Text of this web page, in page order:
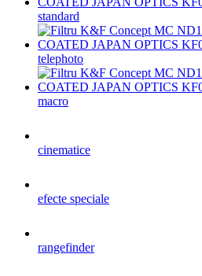
standard
telephoto
macro
cinematice
efecte speciale
rangefinder